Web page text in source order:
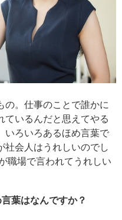
の。仕事のことで誰かに
ているんだと思えてやる
いろいろあるほめ言葉で
社会人はうれしいのでし
職場で言われてうれしい
葉はなんですか？